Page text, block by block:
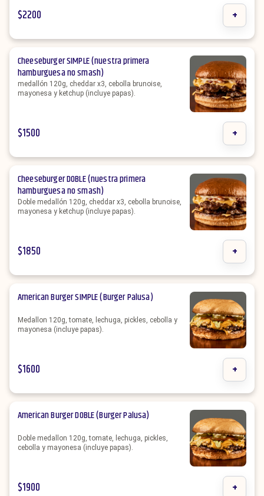
$2200 +
Cheeseburger SIMPLE (nuestra primera
hamburguesa no smash)
medallón 120g, cheddar x3, cebolla brunoise,
mayonesa y ketchup (incluye papas).
$1500 +
Cheeseburger DOBLE (nuestra primera
hamburguesa no smash)
Doble medallón 120g, cheddar x3, cebolla brunoise,
mayonesa y ketchup (incluye papas).
$1850 +
American Burger SIMPLE (Burger Palusa)
Medallon 120g, tomate, lechuga, pickles, cebolla y
mayonesa (incluye papas).
$1600 +
American Burger DOBLE (Burger Palusa)
Doble medallon 120g, tomate, lechuga, pickles,
cebolla y mayonesa (incluye papas).
$1900 +